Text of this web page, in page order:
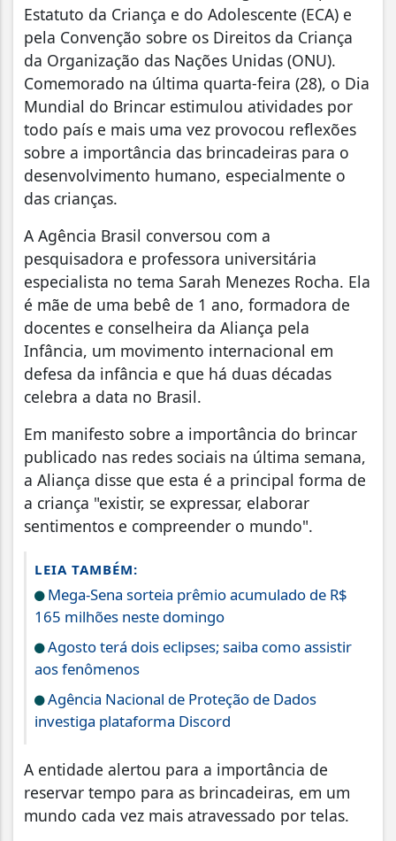
Estatuto da Criança e do Adolescente (ECA) e
pela Convenção sobre os Direitos da Criança
da Organização das Nações Unidas (ONU).
Comemorado na última quarta-feira (28), o Dia
Mundial do Brincar estimulou atividades por
todo país e mais uma vez provocou reflexões
sobre a importância das brincadeiras para o
desenvolvimento humano, especialmente o
das crianças.
A Agência Brasil conversou com a
pesquisadora e professora universitária
especialista no tema Sarah Menezes Rocha. Ela
é mãe de uma bebê de 1 ano, formadora de
docentes e conselheira da Aliança pela
Infância, um movimento internacional em
defesa da infância e que há duas décadas
celebra a data no Brasil.
Em manifesto sobre a importância do brincar
publicado nas redes sociais na última semana,
a Aliança disse que esta é a principal forma de
a criança "existir, se expressar, elaborar
sentimentos e compreender o mundo".
LEIA TAMBÉM:
Mega-Sena sorteia prêmio acumulado de R$
165 milhões neste domingo
Agosto terá dois eclipses; saiba como assistir
aos fenômenos
Agência Nacional de Proteção de Dados
investiga plataforma Discord
A entidade alertou para a importância de
reservar tempo para as brincadeiras, em um
mundo cada vez mais atravessado por telas.